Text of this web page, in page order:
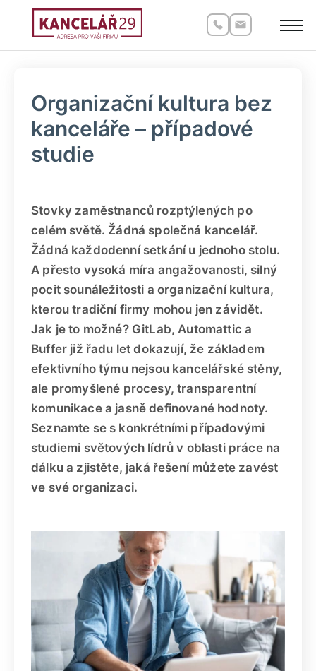
Organizační kultura bez
kanceláře – případové
studie
Stovky zaměstnanců rozptýlených po
celém světě. Žádná společná kancelář.
Žádná každodenní setkání u jednoho stolu.
A přesto vysoká míra angažovanosti, silný
pocit sounáležitosti a organizační kultura,
kterou tradiční firmy mohou jen závidět.
Jak je to možné? GitLab, Automattic a
Buffer již řadu let dokazují, že základem
efektivního týmu nejsou kancelářské stěny,
ale promyšlené procesy, transparentní
komunikace a jasně definované hodnoty.
Seznamte se s konkrétními případovými
studiemi světových lídrů v oblasti práce na
dálku a zjistěte, jaká řešení můžete zavést
ve své organizaci.